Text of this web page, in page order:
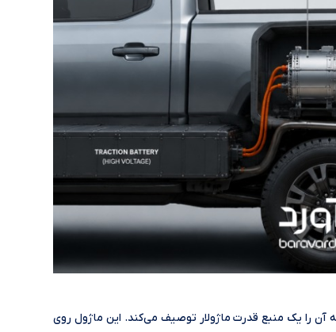
آن را یک منبع قدرت ماژولار توصیف می‌کند. این ماژول روی